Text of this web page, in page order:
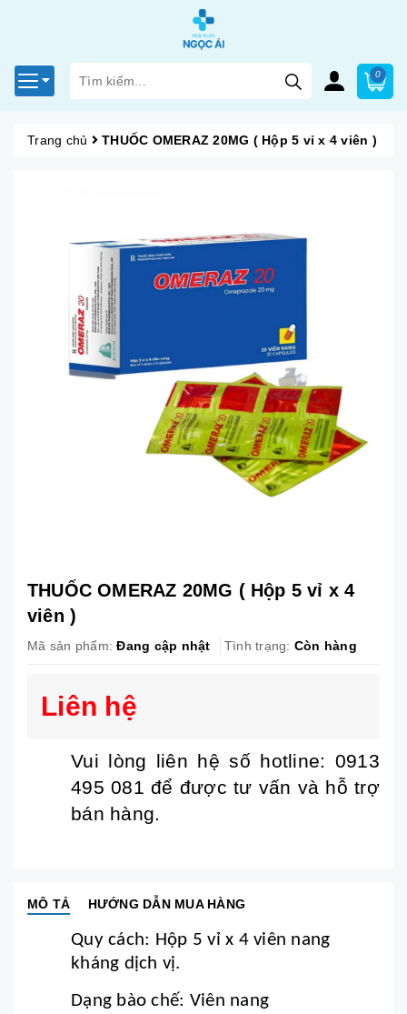
0
Trang chủ THUỐC OMERAZ 20MG ( Hộp 5 vỉ x 4 viên )
THUỐC OMERAZ 20MG ( Hộp 5 vỉ x 4
viên )
Mã sản phẩm: Đang cập nhật Tình trạng: Còn hàng
Liên hệ
Vui lòng liên hệ số hotline: 0913
495 081 để được tư vấn và hỗ trợ
bán hàng.
MÔ TẢ HƯỚNG DẪN MUA HÀNG
Quy cách: Hộp 5 vỉ x 4 viên nang
kháng dịch vị.
Dạng bào chế: Viên nang